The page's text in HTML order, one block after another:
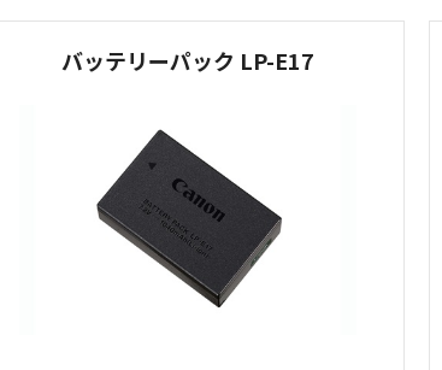
バッテリーパック LP-E17